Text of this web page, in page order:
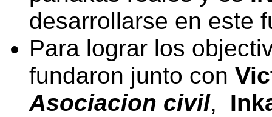
desarrollarse en este
Para lograr los
fundaron junto con
Asociacion civil,